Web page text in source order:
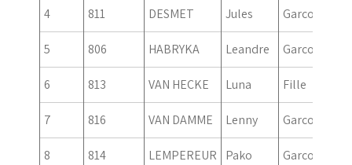
4 811 DESMET Jules Garcon
5 806 HABRYKA Leandre Garcon
6 813 VAN HECKE Luna Fille
7 816 VAN DAMME Lenny Garcon
8 814 LEMPEREUR Pako Garcon